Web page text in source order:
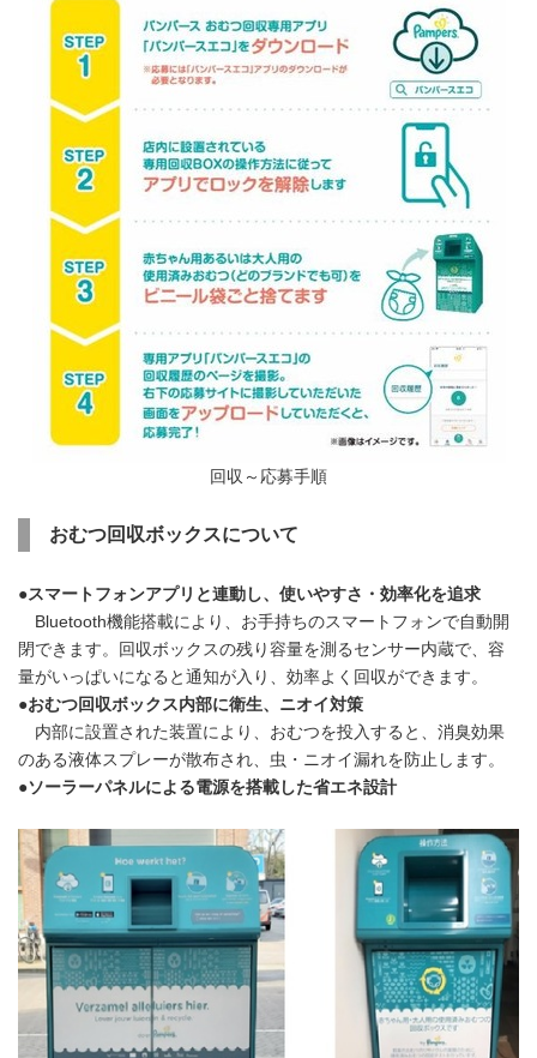
回収～応募手順
おむつ回収ボックスについて
●スマートフォンアプリと連動し、使いやすさ・効率化を追求
Bluetooth機能搭載により、お手持ちのスマートフォンで自動開
閉できます。回収ボックスの残り容量を測るセンサー内蔵で、容
量がいっぱいになると通知が入り、効率よく回収ができます。
●おむつ回収ボックス内部に衛生、ニオイ対策
内部に設置された装置により、おむつを投入すると、消臭効果
のある液体スプレーが散布され、虫・ニオイ漏れを防止します。
●ソーラーパネルによる電源を搭載した省エネ設計